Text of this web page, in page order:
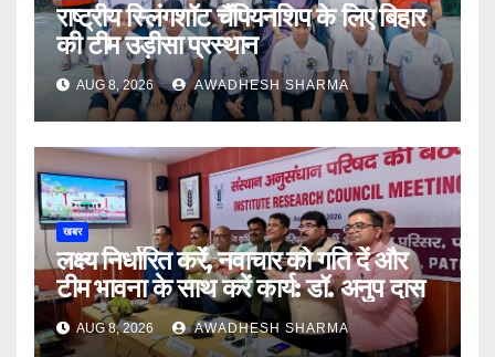
राष्ट्रीय स्लिंगशॉट चैंपियनशिप के लिए बिहार
की टीम उड़ीसा प्रस्थान
AUG 8, 2026 AWADHESH SHARMA
खबर
लक्ष्य निर्धारित करें, नवाचार को गति दें और
टीम भावना के साथ करें कार्य: डॉ. अनुप दास
AUG 8, 2026 AWADHESH SHARMA